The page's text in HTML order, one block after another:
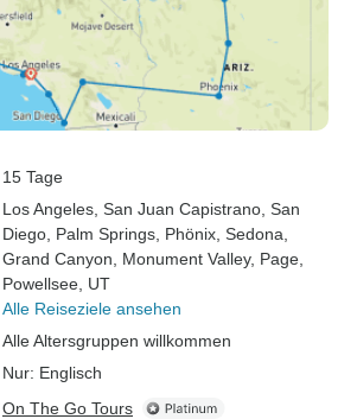
15 Tage
Los Angeles , San Juan Capistrano , San
Diego , Palm Springs , Phönix , Sedona
Grand Canyon , Monument Valley, Page
Powellsee, UT
Alle Reiseziele ansehen
Alle Altersgruppen willkommen
Nur: Englisch
On The Go Tours